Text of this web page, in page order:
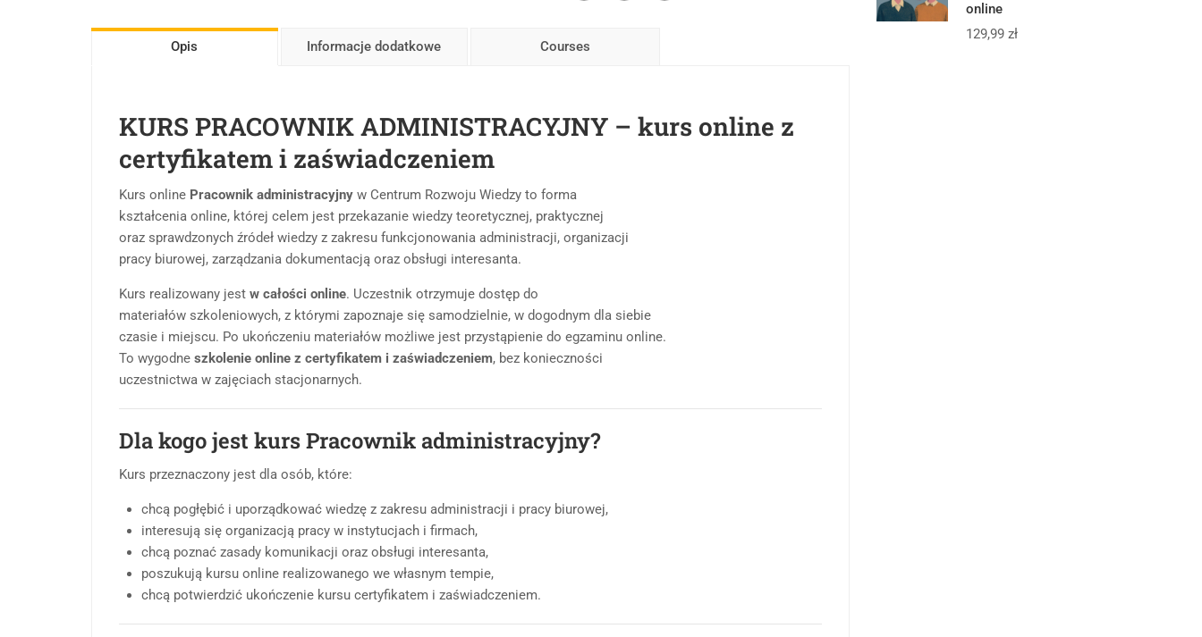
Opis Informacje dodatkowe Courses
KURS PRACOWNIK ADMINISTRACYJNY – kurs online z
certyfikatem i zaświadczeniem
Kurs online Pracownik administracyjny w Centrum Rozwoju Wiedzy to forma
kształcenia online, której celem jest przekazanie wiedzy teoretycznej, praktycznej
oraz sprawdzonych źródeł wiedzy z zakresu funkcjonowania administracji, organizacji
pracy biurowej, zarządzania dokumentacją oraz obsługi interesanta.
Kurs realizowany jest w całości online. Uczestnik otrzymuje dostęp do
materiałów szkoleniowych, z którymi zapoznaje się samodzielnie, w dogodnym dla siebie
czasie i miejscu. Po ukończeniu materiałów możliwe jest przystąpienie do egzaminu online.
To wygodne szkolenie online z certyfikatem i zaświadczeniem, bez konieczności
uczestnictwa w zajęciach stacjonarnych.
Dla kogo jest kurs Pracownik administracyjny?
Kurs przeznaczony jest dla osób, które:
chcą pogłębić i uporządkować wiedzę z zakresu administracji i pracy biurowej,
interesują się organizacją pracy w instytucjach i firmach,
chcą poznać zasady komunikacji oraz obsługi interesanta,
poszukują kursu online realizowanego we własnym tempie,
chcą potwierdzić ukończenie kursu certyfikatem i zaświadczeniem.
online
129,99 zł